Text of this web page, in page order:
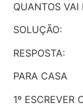
QUANTOS VAI
SOLUÇÃO:
RESPOSTA:
PARA CASA
1º ESCREVER